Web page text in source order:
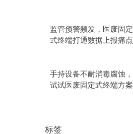
监管预警频发，医废固定
式终端打通数据上报痛点
手持设备不耐消毒腐蚀，
试试医废固定式终端方案
标签